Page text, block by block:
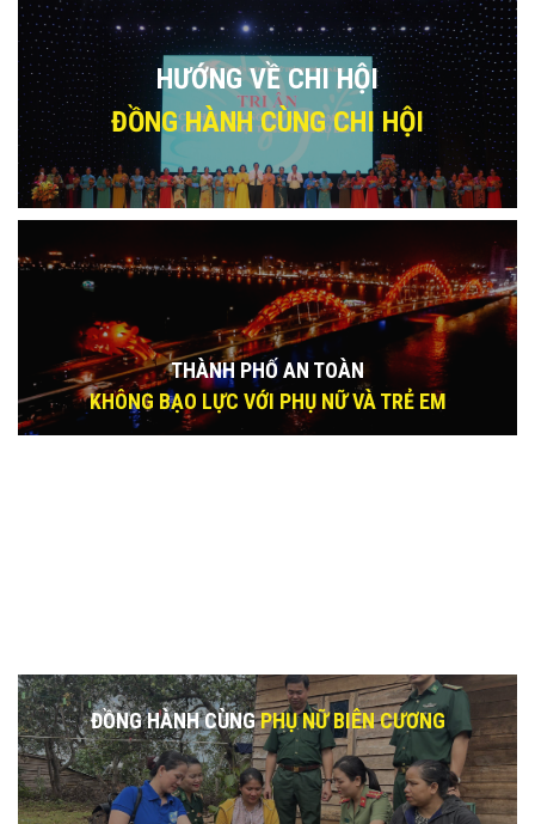
HƯỚNG VỀ CHI HỘI
ĐỒNG HÀNH CÙNG CHI HỘI
THÀNH PHỐ AN TOÀN
KHÔNG BẠO LỰC VỚI PHỤ NỮ VÀ TRẺ EM
ĐỒNG HÀNH CÙNGPHỤ NỮ BIÊN CƯƠNG